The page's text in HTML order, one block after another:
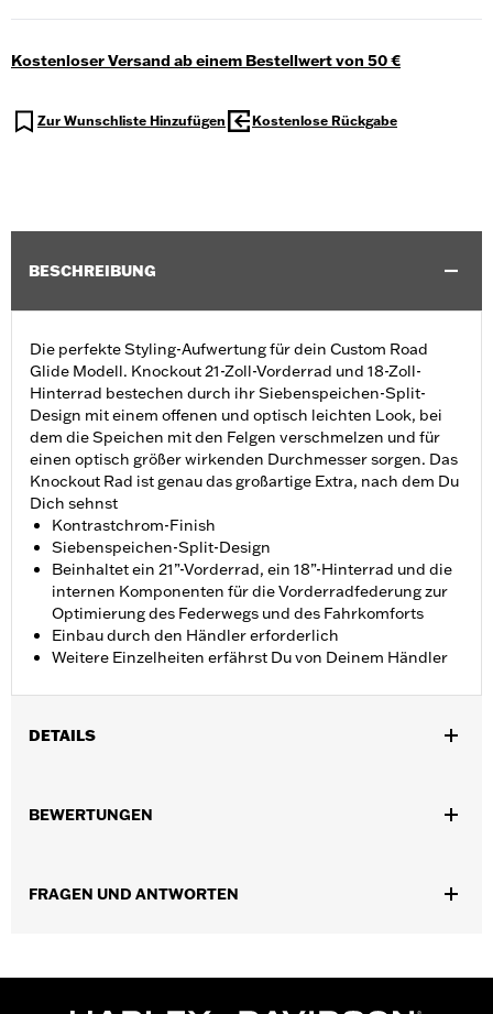
Kostenloser Versand ab einem Bestellwert von 50 €
Zur Wunschliste Hinzufügen Kostenlose Rückgabe
BESCHREIBUNG
Die perfekte Styling-Aufwertung für dein Custom Road
Glide Modell. Knockout 21-Zoll-Vorderrad und 18-Zoll-
Hinterrad bestechen durch ihr Siebenspeichen-Split-
Design mit einem offenen und optisch leichten Look, bei
dem die Speichen mit den Felgen verschmelzen und für
einen optisch größer wirkenden Durchmesser sorgen. Das
Knockout Rad ist genau das großartige Extra, nach dem Du
Dich sehnst
Kontrastchrom-Finish
Siebenspeichen-Split-Design
Beinhaltet ein 21”-Vorderrad, ein 18”-Hinterrad und die
internen Komponenten für die Vorderradfederung zur
Optimierung des Federwegs und des Fahrkomforts
Einbau durch den Händler erforderlich
Weitere Einzelheiten erfährst Du von Deinem Händler
DETAILS
ab ‘17. Nicht für Modelle mit Verkleidungsunterteilen, Road
Sensor P/N 32700096 und Ventilkappe P/N 42300093.
ABS-Bremsen erfordern eine ABS-Neukalibrierung. Einbau
durch den Händler erforderlich. Weitere Einzelheiten erfahren
BEWERTUNGEN
FRAGEN UND ANTWORTEN